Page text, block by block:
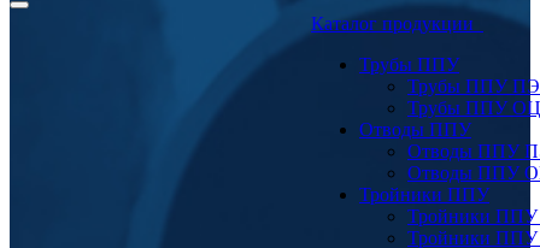
Каталог продукции
Трубы ППУ
Трубы ППУ ПЭ
Трубы ППУ ОЦ
Отводы ППУ
Отводы ППУ
Отводы ППУ
Тройники ППУ
Тройники
Тройники